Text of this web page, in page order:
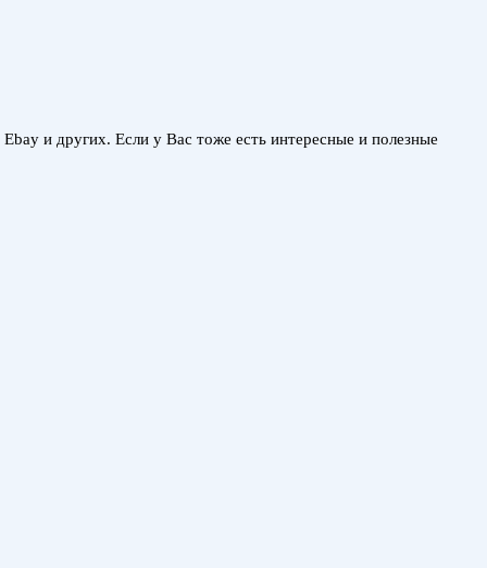
и других. Если у Вас тоже есть интересные и полезные